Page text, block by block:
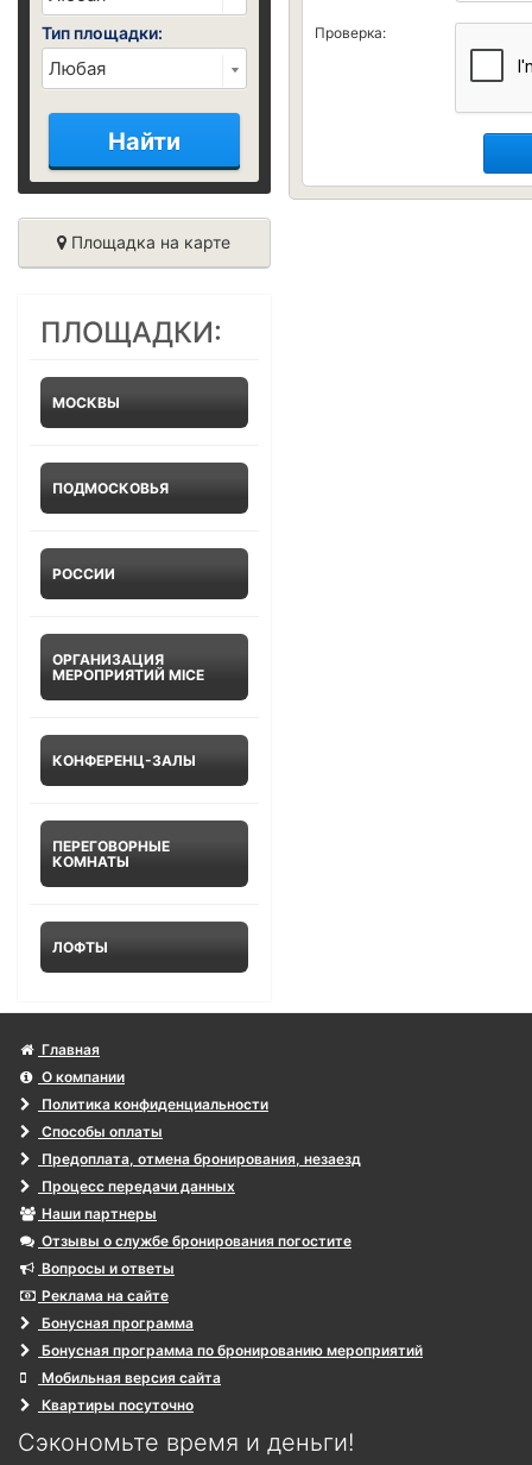
Тип площадки:
Найти
Площадка на карте
ПЛОЩАДКИ:
МОСКВЫ
ПОДМОСКОВЬЯ
РОССИИ
ОРГАНИЗАЦИЯ
МЕРОПРИЯТИЙ MICE
КОНФЕРЕНЦ-ЗАЛЫ
ПЕРЕГОВОРНЫЕ
КОМНАТЫ
ЛОФТЫ
Проверка:
Главная
О компании
Политика конфиденциальности
Способы оплаты
Предоплата, отмена бронирования, незаезд
Процесс передачи данных
Наши партнеры
Отзывы о службе бронирования погостите
Вопросы и ответы
Реклама на сайте
Бонусная программа
Бонусная программа по бронированию мероприятий
Мобильная версия сайта
Квартиры посуточно
Сэкономьте время и деньги!